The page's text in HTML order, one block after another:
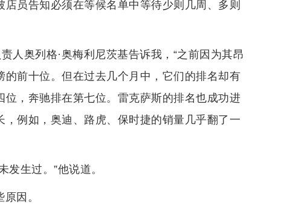
员告知必须在等候名单中等待少则几周、多则
人奥列格·奥梅利尼茨基告诉我，“之前因为其昂
前十位。但在过去几个月中，它们的排名却有
，奔驰排在第七位。雷克萨斯的排名也成功进
例如，奥迪、路虎、保时捷的销量几乎翻了一
生过。”他说道。
因。